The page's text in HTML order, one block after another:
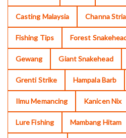
Casting Malaysia Channa
Fishing Tips Forest
Gewang Giant Snakehead
Grenti Strike Hampala Barb
Ilmu Memancing Kanicen Nix
Lure Fishing Mambang Hitam